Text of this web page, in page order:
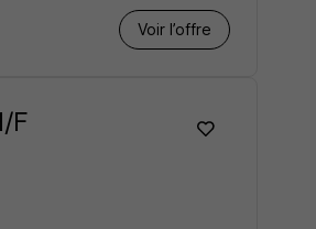
Voir l’offre
F